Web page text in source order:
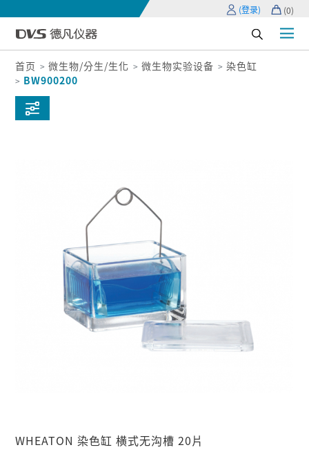
(登录) (0)
首页 微生物/分生/生化 微生物实验设备
染色缸
BW900200
WHEATON 染色缸 横式无沟槽 20片